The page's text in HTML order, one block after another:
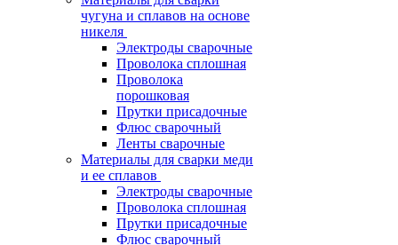
чугуна и сплавов на основе
никеля
Электроды сварочные
Проволока сплошная
Проволока
порошковая
Прутки присадочные
Флюс сварочный
Ленты сварочные
Материалы для сварки меди
и ее сплавов
Электроды сварочные
Проволока сплошная
Прутки присадочные
Флюс сварочный